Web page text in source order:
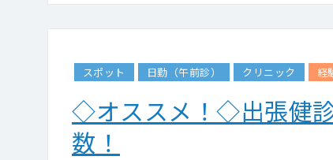
スポット 日勤（午前診） クリニック 経
◇オススメ！◇出張健診
数！